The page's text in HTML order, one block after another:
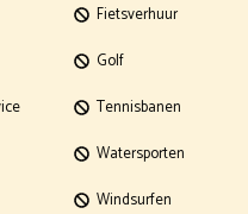
Fietsverhuur
Golf
Tennisbanen
Watersporten
Windsurfen